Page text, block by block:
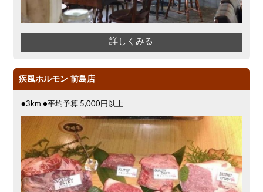
詳しくみる
疾風ホルモン 前島店
●3km ●平均予算 5,000円以上